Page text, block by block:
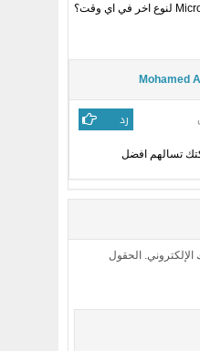
Mohamed
رد
تسالهم افضل
الحقول